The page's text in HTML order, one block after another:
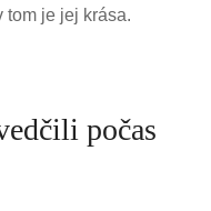
tom je jej krása.
počas